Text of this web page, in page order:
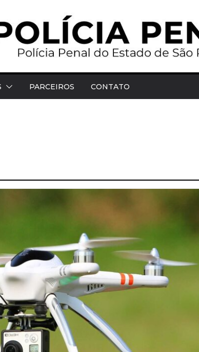
PARCEIROS CONTATO